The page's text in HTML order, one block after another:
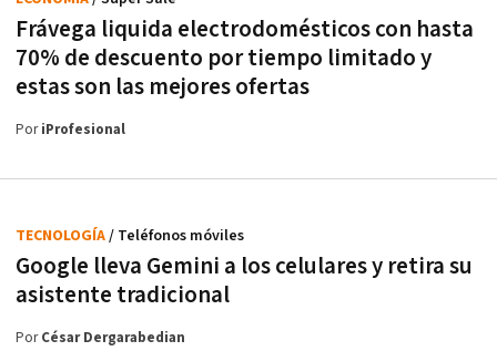
Frávega liquida electrodomésticos con hasta
70% de descuento por tiempo limitado y
estas son las mejores ofertas
PoriProfesional
Google lleva Gemini a los celulares y retira su
asistente tradicional
TECNOLOGÍA/ Teléfonos móviles
PorCésar Dergarabedian